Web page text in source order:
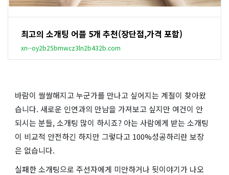
최고의 소개팅 어플 5개 추천(장단점,가격 포함)
xn--oy2b25bmwcz3ln2b432b.com
바람이 쌀쌀해지고 누군가를 만나고 싶어지는 계절이 찾아왔
습니다. 새로운 인연과의 만남을 가져보고 싶지만 여건이 안
되시는 분들, 소개팅 많이 하시죠? 아는 사람에게 받는 소개팅
이 비교적 안전하긴 하지만 그렇다고 100%성공하리란 보장
은 없습니다.
실패한 소개팅으로 주선자에게 미안하거나 뒷이야기가 나오